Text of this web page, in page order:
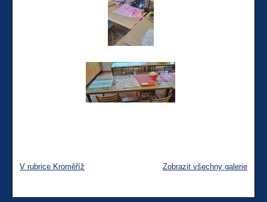
V rubrice Kroměříž Zobrazit všechny galerie